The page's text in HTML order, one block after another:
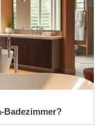
Badezimmer?